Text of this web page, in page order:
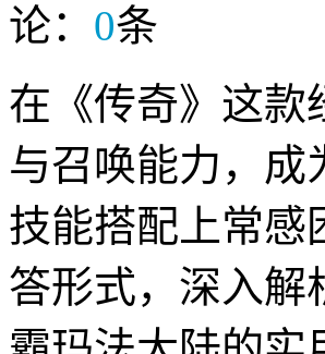
论： 0条
在《传奇》这款
与召唤能力，成
技能搭配上常感
答形式，深入解